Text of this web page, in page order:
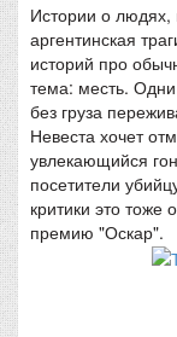
Истории о людях,
аргентинская
историй про
тема: месть.
без груза
Невеста хочет
увлекающийся
посетители
критики это
премию "Оскар".